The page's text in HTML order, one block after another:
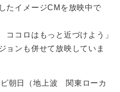
たイメージCMを放映中で
ココロはもっと近づけよう」
ョンも併せて放映していま
朝日（地上波 関東ローカ